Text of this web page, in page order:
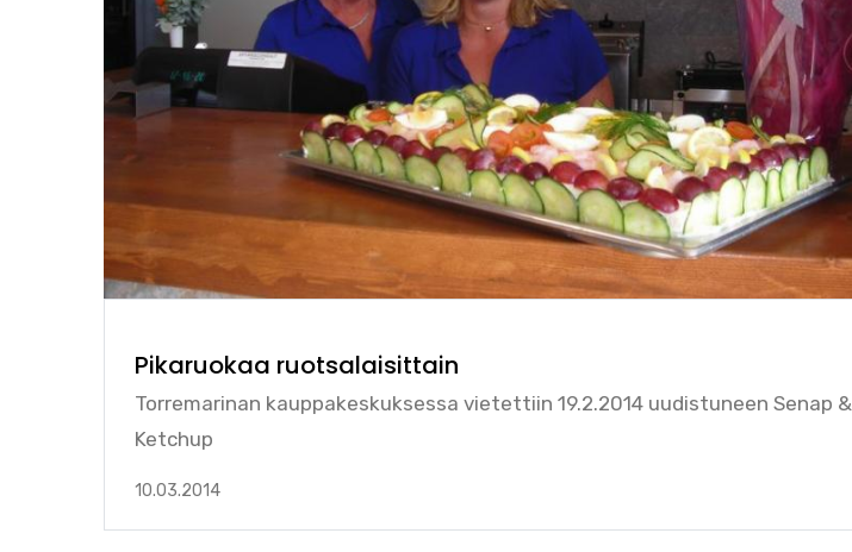
Pikaruokaa ruotsalaisittain
Torremarinan kauppakeskuksessa vietettiin 19.2.2014 uudistuneen Senap &
Ketchup
10.03.2014